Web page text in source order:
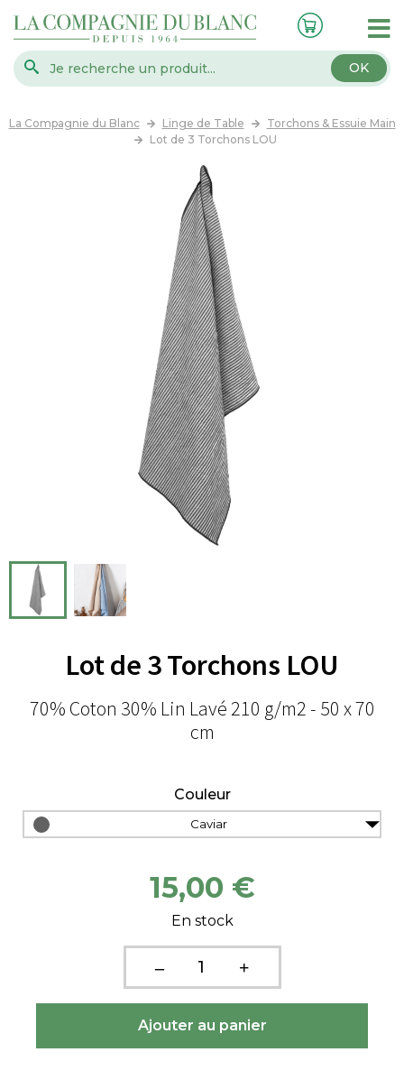
OK
La Compagnie du Blanc Linge de Table
Torchons & Essuie Main
Lot de 3 Torchons LOU
Lot de 3 Torchons LOU
70% Coton 30% Lin Lavé 210 g/m2 - 50 x 70
cm
Couleur
Caviar
15,00 €
En stock